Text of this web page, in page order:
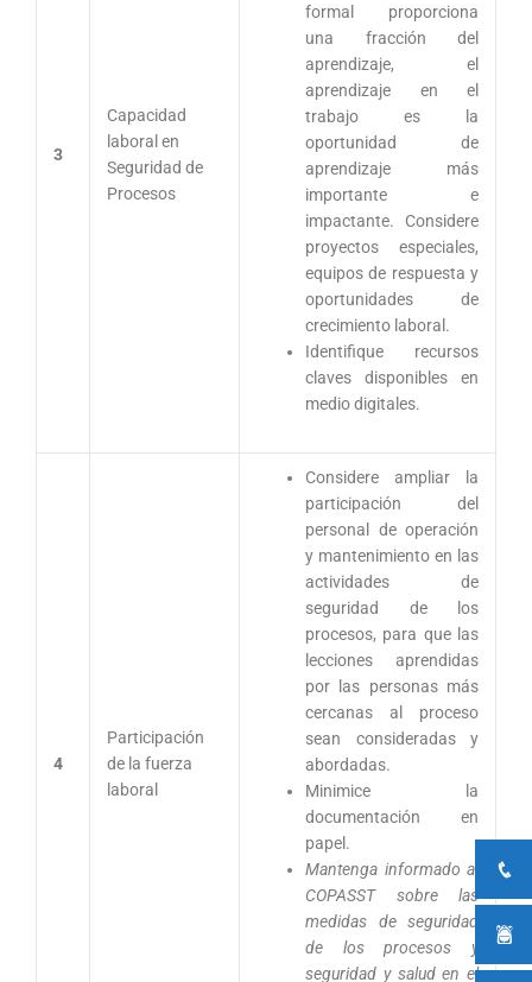
3
Capacidad
laboral en
Seguridad de
Procesos
formal proporciona
una fracción del
aprendizaje, el
aprendizaje en el
trabajo es la
oportunidad de
aprendizaje más
importante e
impactante. Considere
proyectos especiales,
equipos de respuesta y
oportunidades de
crecimiento laboral.
Identifique recursos
claves disponibles en
medio digitales.
4
Participación
de la fuerza
laboral
Considere ampliar la
participación del
personal de operación
y mantenimiento en las
actividades de
seguridad de los
procesos, para que las
lecciones aprendidas
por las personas más
cercanas al proceso
sean consideradas y
abordadas.
Minimice la
documentación en
papel.
Mantenga informado al
COPASST sobre las
medidas de seguridad
de los procesos y
seguridad y salud en el